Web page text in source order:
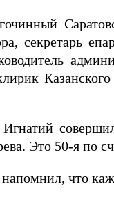
секретарь
Это 50-я по
что